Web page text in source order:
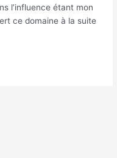
l’influence étant mon
ce domaine à la suite